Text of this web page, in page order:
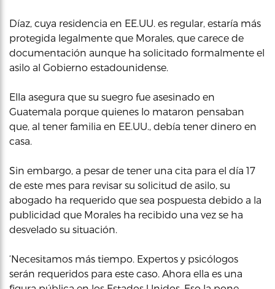
Díaz, cuya residencia en EE.UU. es regular, estaría más
protegida legalmente que Morales, que carece de
documentación aunque ha solicitado formalmente el
asilo al Gobierno estadounidense.
Ella asegura que su suegro fue asesinado en
Guatemala porque quienes lo mataron pensaban
que, al tener familia en EE.UU., debía tener dinero en
casa.
Sin embargo, a pesar de tener una cita para el día 17
de este mes para revisar su solicitud de asilo, su
abogado ha requerido que sea pospuesta debido a la
publicidad que Morales ha recibido una vez se ha
desvelado su situación.
‘Necesitamos más tiempo. Expertos y psicólogos
serán requeridos para este caso. Ahora ella es una